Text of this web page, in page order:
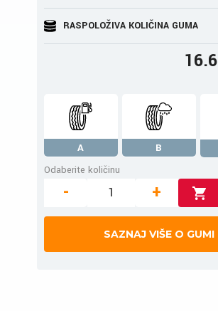
RASPOLOŽIVA KOLIČINA GUMA
A B
Odaberite količinu
- +
SAZNAJ VIŠE O GUMI